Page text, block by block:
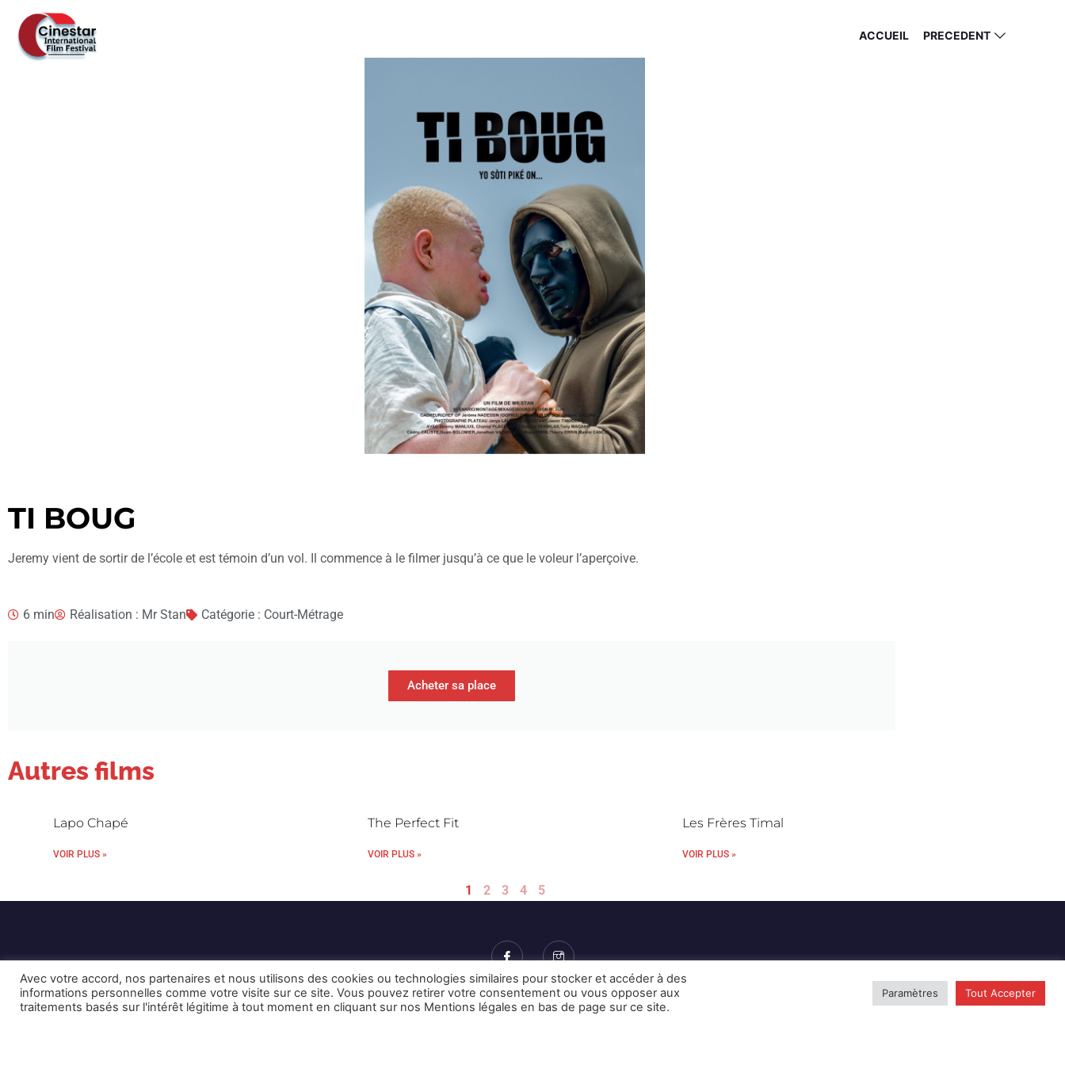
ACCUEIL PRECEDENT
TI BOUG
Jeremy vient de sortir de l’école et est témoin d’un vol. Il commence à le filmer jusqu’à ce que le voleur l’aperçoive.
6 min Réalisation : Mr Stan Catégorie : Court-Métrage
Acheter sa place
Autres films
Lapo Chapé
VOIR PLUS »
The Perfect Fit
VOIR PLUS »
Les Frères Timal
VOIR PLUS »
1 2 3 4 5
Mentions Légales et CGU Crédits
Avec votre accord, nos partenaires et nous utilisons des cookies ou technologies similaires pour stocker et accéder à des
informations personnelles comme votre visite sur ce site. Vous pouvez retirer votre consentement ou vous opposer aux
traitements basés sur l'intérêt légitime à tout moment en cliquant sur nos Mentions légales en bas de page sur ce site.
Paramètres Tout Accepter